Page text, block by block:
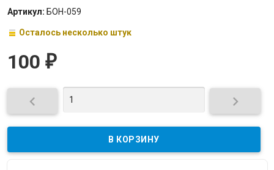
Артикул: БОН-059
Осталось несколько штук
100 ₽
 